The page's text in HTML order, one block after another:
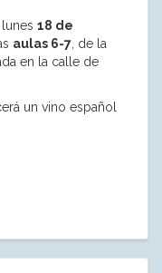
18 de
aulas 6-7 , de la
en la calle de
un vino español